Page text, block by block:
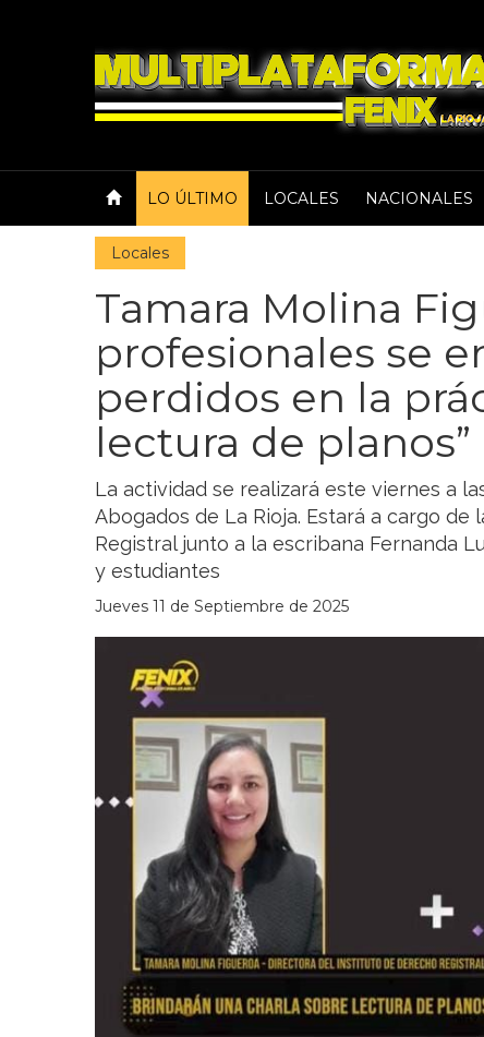
LO ÚLTIMO LOCALES NACIONALES
Locales
Tamara Molina
profesionales se
perdidos en la
lectura de planos”
La actividad se realizará este viernes a
Abogados de La Rioja. Estará a cargo
Registral junto a la escribana Fernanda
y estudiantes
Jueves 11 de Septiembre de 2025